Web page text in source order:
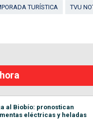
TURÍSTICA TVU
al Biobío: pronostican
eléctricas y heladas